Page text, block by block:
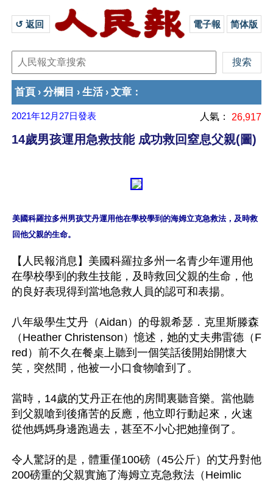
↺ 返回 電子報 简体版
首頁 › 分欄目 › 生活 › 文章 ：
2021年12月27日發表 人氣： 26,917
14歲男孩運用急救技能 成功救回窒息父親(圖)
美國科羅拉多州男孩艾丹運用他在學校學到的海姆立克急救法，及時救
【人民報消息】美國科羅拉多州一名青少年運用他
在學校學到的救生技能，及時救回父親的生命，他
的良好表現得到當地急救人員的認可和表揚。
八年級學生艾丹（Aidan）的母親希瑟．克里斯滕森
（Heather Christenson）憶述，她的丈夫弗雷德（F
red）前不久在餐桌上聽到一個笑話後開始開懷大
笑，突然間，他被一小口食物嗆到了。
當時，14歲的艾丹正在他的房間裏聽音樂。當他聽
到父親嗆到後痛苦的反應，他立即行動起來，火速
從他媽媽身邊跑過去，甚至不小心把她撞倒了。
令人驚訝的是，體重僅100磅（45公斤）的艾丹對他
200磅重的父親實施了海姆立克急救法（Heimlic